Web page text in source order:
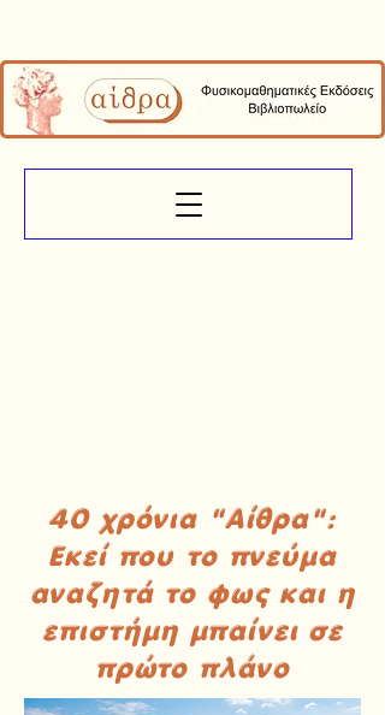
40 χρόνια "Αίθρα":
Εκεί που το πνεύμα
αναζητά το φως και η
επιστήμη μπαίνει σε
πρώτο πλάνο